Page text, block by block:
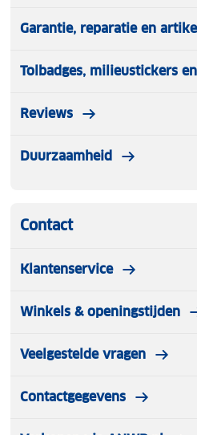
Garantie, reparatie en
Tolbadges, milieustickers
Reviews
Duurzaamheid
Contact
Klantenservice
Winkels & openingstijden
Veelgestelde vragen
Contactgegevens